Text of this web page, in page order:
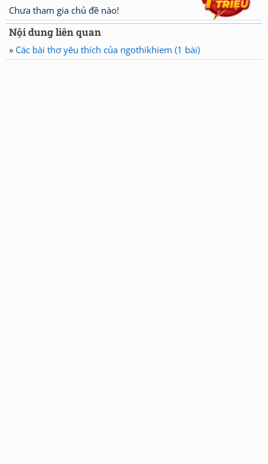
Chưa tham gia chủ đề nào!
Nội dung liên quan
» Các bài thơ yêu thích của ngothikhiem (1 bài)